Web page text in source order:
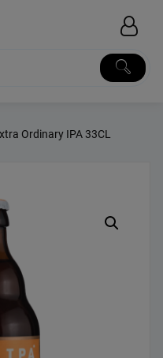
Ordinary IPA 33CL